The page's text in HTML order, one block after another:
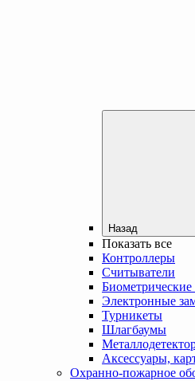
Назад
Показать все
Контроллеры
Считыватели
Электронные
Турникеты
Шлагбаумы
Аксессуары,
Охранно-пожарное